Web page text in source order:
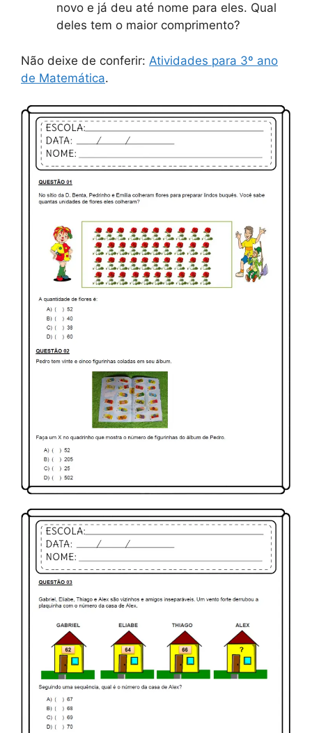
novo e já deu até nome para eles. Qual
deles tem o maior comprimento?
Não deixe de conferir: Atividades para 3º ano
de Matemática.